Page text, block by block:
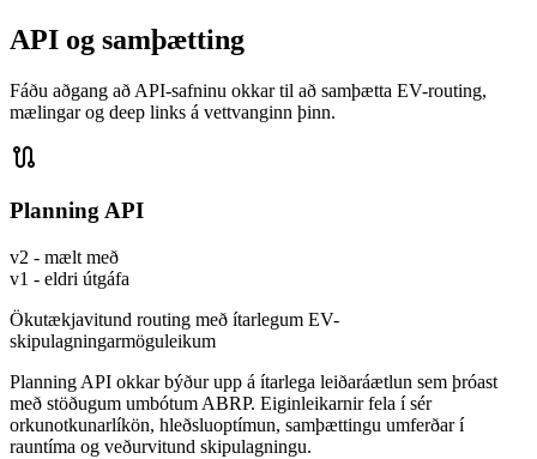
API og samþætting
Fáðu aðgang að API-safninu okkar til að samþætta EV-routing,
mælingar og deep links á vettvanginn þinn.

Planning API
v2 - mælt með
v1 - eldri útgáfa
Ökutækjavitund routing með ítarlegum EV-
skipulagningarmöguleikum
Planning API okkar býður upp á ítarlega leiðaráætlun sem þróast
með stöðugum umbótum ABRP. Eiginleikarnir fela í sér
orkunotkunarlíkön, hleðsluoptímun, samþættingu umferðar í
rauntíma og veðurvitund skipulagningu.